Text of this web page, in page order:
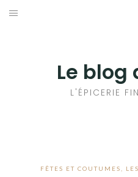
Aller
Le blog
L'ÉPICERIE
FÊTES ET COUTUMES